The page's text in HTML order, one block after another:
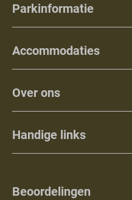
Parkinformatie
Accommodaties
Over ons
Handige links
Beoordelingen